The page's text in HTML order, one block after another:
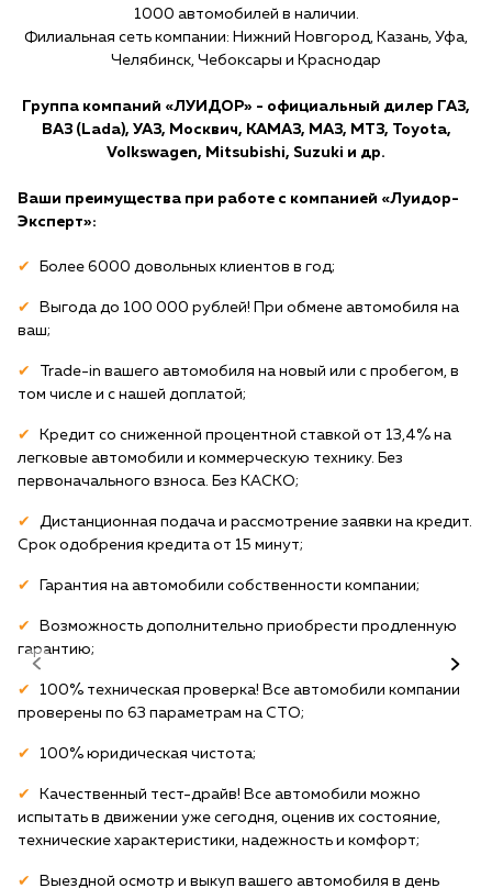
1000 автомобилей в наличии.
Филиальная сеть компании: Нижний Новгород, Казань, Уфа,
Челябинск, Чебоксары и Краснодар
Группа компаний «ЛУИДОР» - официальный дилер ГАЗ,
ВАЗ (Lada), УАЗ, Москвич, КАМАЗ, МАЗ, МТЗ, Toyota,
Volkswagen, Mitsubishi, Suzuki и др.
Ваши преимущества при работе с компанией «Луидор-
Эксперт»:
Более 6000 довольных клиентов в год;
Выгода до 100 000 рублей! При обмене автомобиля на
ваш;
Trade-in вашего автомобиля на новый или с пробегом, в
том числе и с нашей доплатой;
Кредит со сниженной процентной ставкой от 13,4% на
легковые автомобили и коммерческую технику. Без
первоначального взноса. Без КАСКО;
Дистанционная подача и рассмотрение заявки на кредит.
Срок одобрения кредита от 15 минут;
Гарантия на автомобили собственности компании;
Возможность дополнительно приобрести продленную
гарантию;
100% техническая проверка! Все автомобили компании
проверены по 63 параметрам на СТО;
100% юридическая чистота;
Качественный тест-драйв! Все автомобили можно
испытать в движении уже сегодня, оценив их состояние,
технические характеристики, надежность и комфорт;
Выездной осмотр и выкуп вашего автомобиля в день